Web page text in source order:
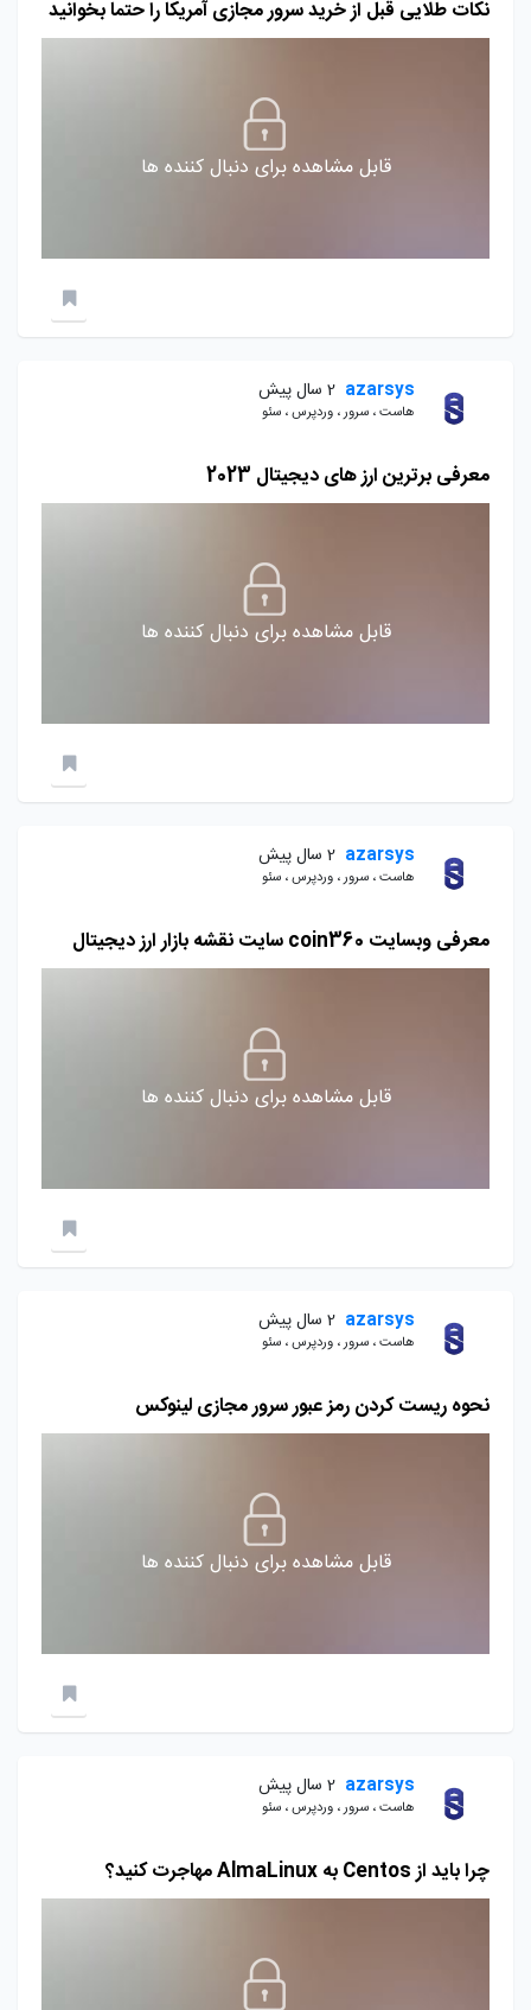
نکات طلایی قبل از خرید سرور مجازی آمریکا را حتما بخوانید
قابل مشاهده برای دنبال کننده ها
azarsys 2 سال پیش
هاست ، سرور ، وردپرس ، سئو
معرفی برترین ارز های دیجیتال 2023
قابل مشاهده برای دنبال کننده ها
azarsys 2 سال پیش
هاست ، سرور ، وردپرس ، سئو
معرفی وبسایت coin360 سایت نقشه بازار ارز دیجیتال
قابل مشاهده برای دنبال کننده ها
azarsys 2 سال پیش
هاست ، سرور ، وردپرس ، سئو
نحوه ریست کردن رمز عبور سرور مجازی لینوکس
قابل مشاهده برای دنبال کننده ها
azarsys 2 سال پیش
هاست ، سرور ، وردپرس ، سئو
چرا باید از Centos به AlmaLinux مهاجرت کنید؟